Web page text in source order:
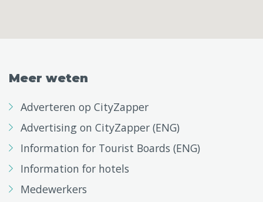
Meer weten
Adverteren op CityZapper
Advertising on CityZapper (ENG)
Information for Tourist Boards (ENG)
Information for hotels
Medewerkers